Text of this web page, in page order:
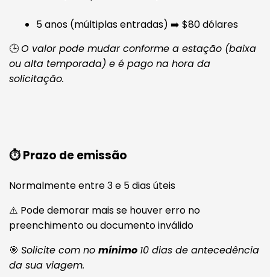
5 anos (múltiplas entradas) ➡️ $80 dólares
🕒O valor pode mudar conforme a estação (baixa
ou alta temporada) e é pago na hora da
solicitação.
⏱️ Prazo de emissão
Normalmente entre 3 e 5 dias úteis
⚠️ Pode demorar mais se houver erro no
preenchimento ou documento inválido
🎯 Solicite com no mínimo 10 dias de antecedência
da sua viagem.